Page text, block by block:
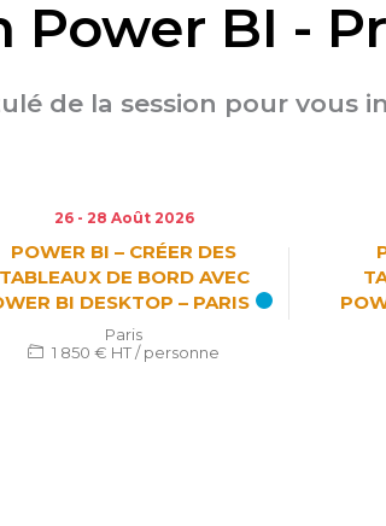
Power BI -
de la session pour vous
26 - 28 Août 2026
POWER BI – CRÉER DES
TABLEAUX DE BORD AVEC
BI DESKTOP – PARIS
Paris
1 850 € HT / personne